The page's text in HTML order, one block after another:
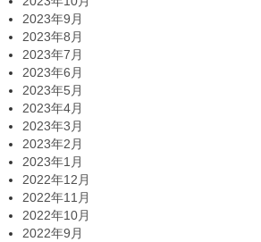
2023年9月
2023年8月
2023年7月
2023年6月
2023年5月
2023年4月
2023年3月
2023年2月
2023年1月
2022年12月
2022年11月
2022年10月
2022年9月